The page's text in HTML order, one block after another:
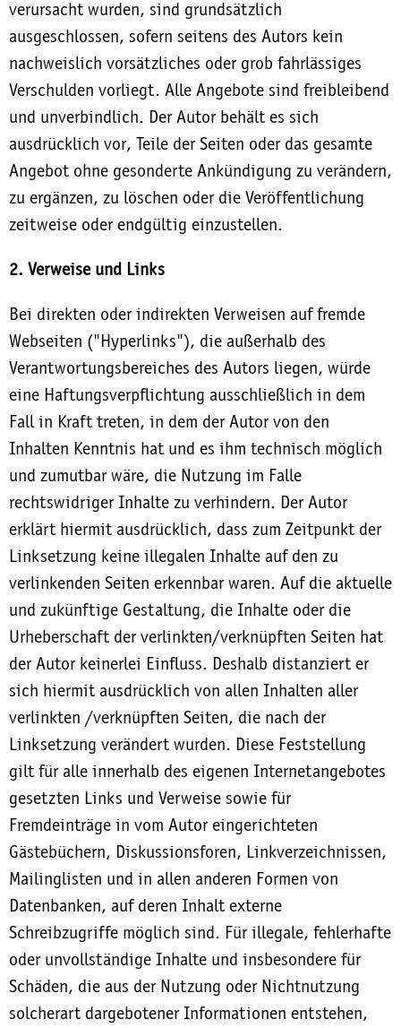
verursacht wurden, sind grundsätzlich
ausgeschlossen, sofern seitens des Autors kein
nachweislich vorsätzliches oder grob fahrlässiges
Verschulden vorliegt. Alle Angebote sind freibleibend
und unverbindlich. Der Autor behält es sich
ausdrücklich vor, Teile der Seiten oder das gesamte
Angebot ohne gesonderte Ankündigung zu verändern,
zu ergänzen, zu löschen oder die Veröffentlichung
zeitweise oder endgültig einzustellen.
2. Verweise und Links
Bei direkten oder indirekten Verweisen auf fremde
Webseiten ("Hyperlinks"), die außerhalb des
Verantwortungsbereiches des Autors liegen, würde
eine Haftungsverpflichtung ausschließlich in dem
Fall in Kraft treten, in dem der Autor von den
Inhalten Kenntnis hat und es ihm technisch möglich
und zumutbar wäre, die Nutzung im Falle
rechtswidriger Inhalte zu verhindern. Der Autor
erklärt hiermit ausdrücklich, dass zum Zeitpunkt der
Linksetzung keine illegalen Inhalte auf den zu
verlinkenden Seiten erkennbar waren. Auf die aktuelle
und zukünftige Gestaltung, die Inhalte oder die
Urheberschaft der verlinkten/verknüpften Seiten hat
der Autor keinerlei Einfluss. Deshalb distanziert er
sich hiermit ausdrücklich von allen Inhalten aller
verlinkten /verknüpften Seiten, die nach der
Linksetzung verändert wurden. Diese Feststellung
gilt für alle innerhalb des eigenen Internetangebotes
gesetzten Links und Verweise sowie für
Fremdeinträge in vom Autor eingerichteten
Gästebüchern, Diskussionsforen, Linkverzeichnissen,
Mailinglisten und in allen anderen Formen von
Datenbanken, auf deren Inhalt externe
Schreibzugriffe möglich sind. Für illegale, fehlerhafte
oder unvollständige Inhalte und insbesondere für
Schäden, die aus der Nutzung oder Nichtnutzung
solcherart dargebotener Informationen entstehen,